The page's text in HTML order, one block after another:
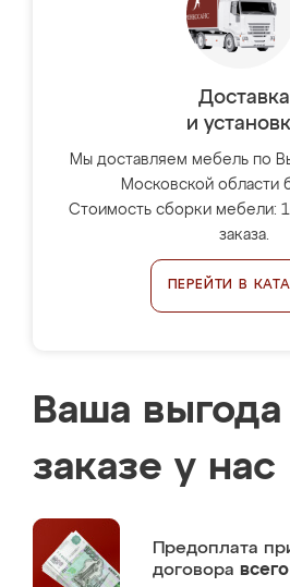
Доставка
и
Мы доставляем мебель по
Московской области
Стоимость сборки мебели:
заказа.
ПЕРЕЙТИ В
Ваша
заказе у нас
Предоплата
договора